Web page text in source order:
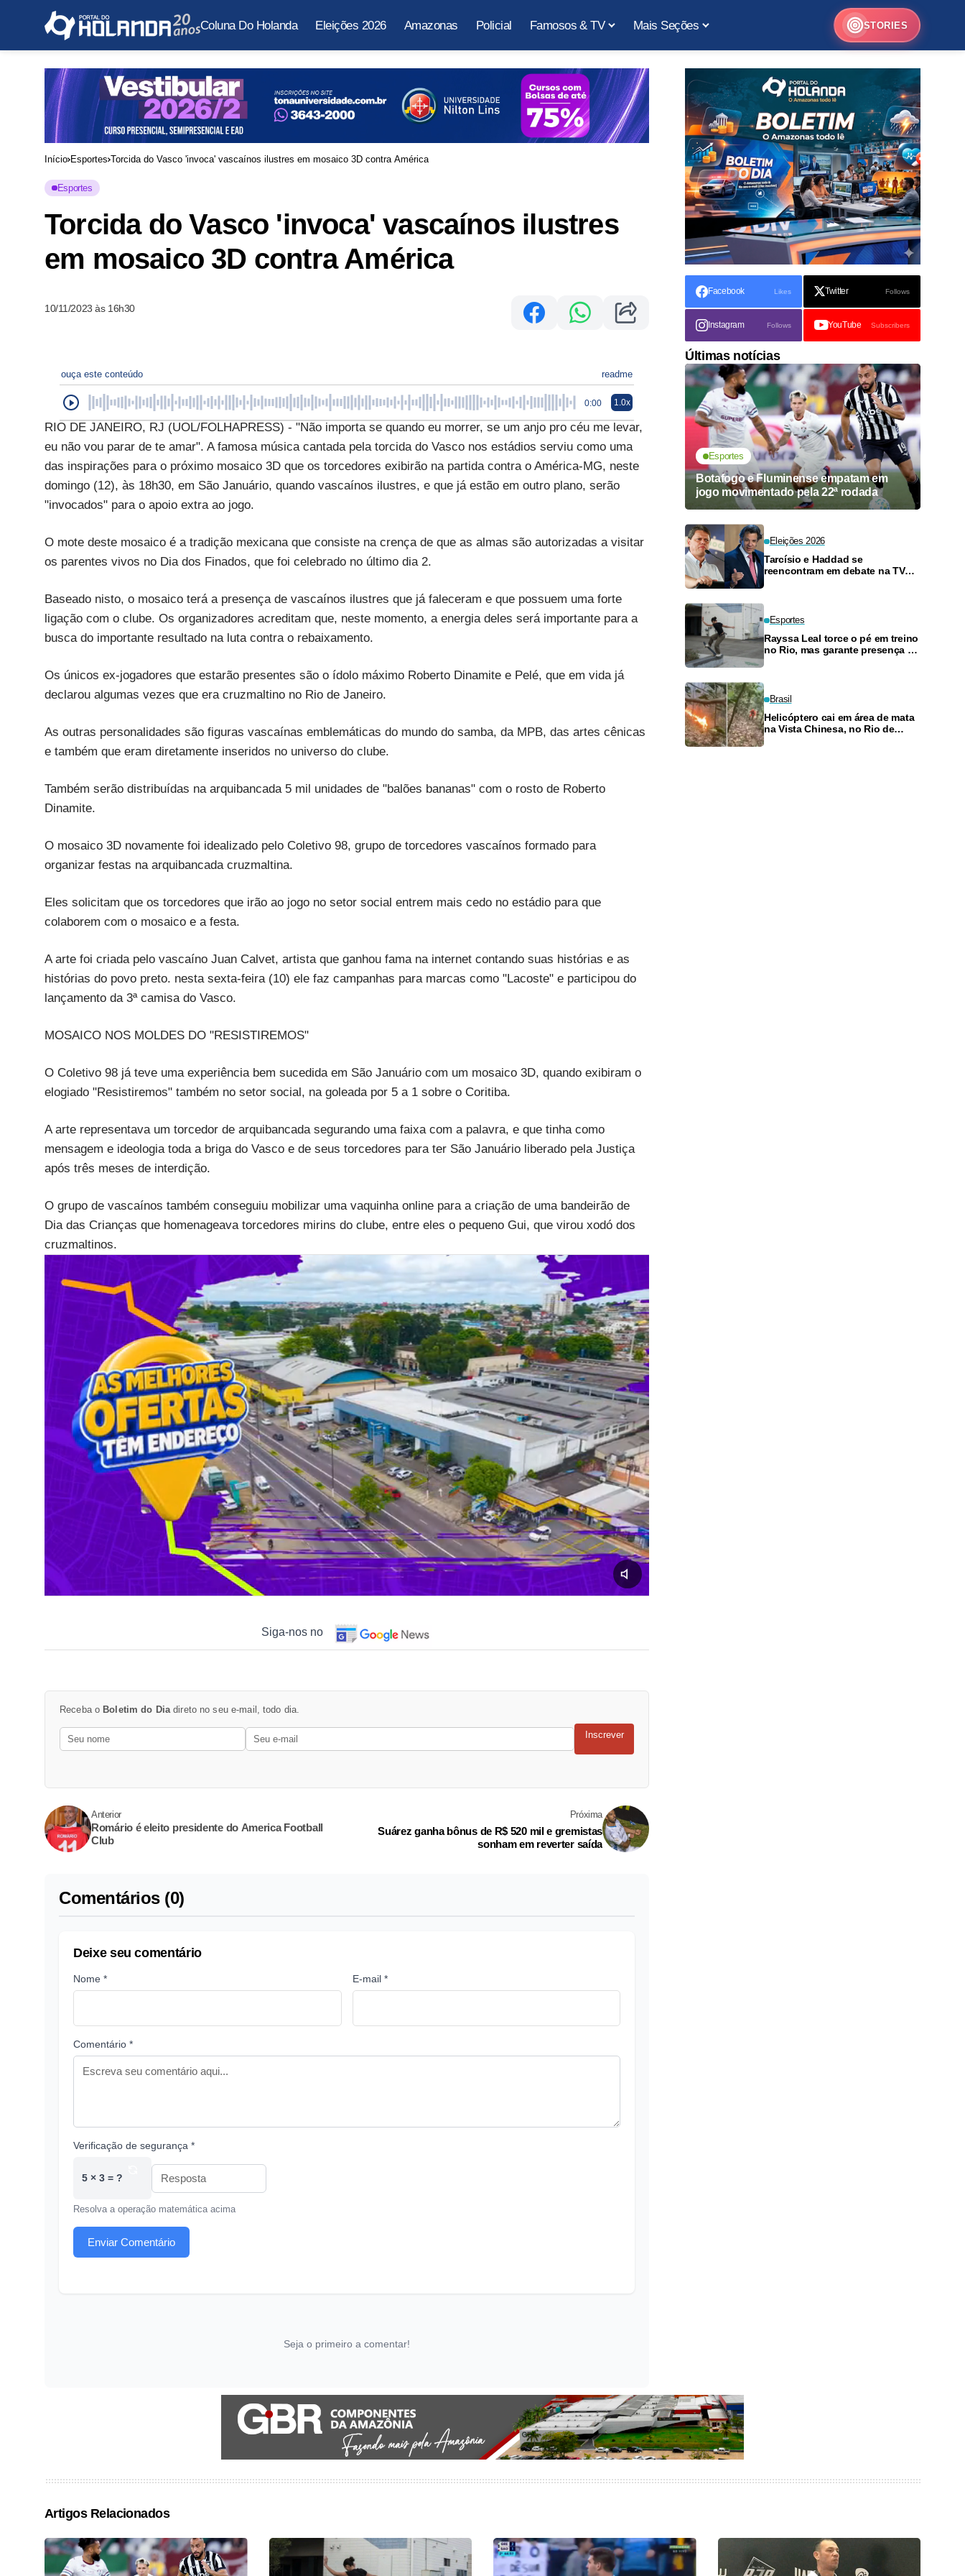
Coluna Do Holanda Eleições 2026 Amazonas Policial Famosos & TV Mais Seções STORIES
Início Esportes Torcida do Vasco 'invoca' vascaínos ilustres em mosaico 3D contra América
Esportes
Torcida do Vasco 'invoca' vascaínos ilustres
em mosaico 3D contra América
10/11/2023 às 16h30
ouça este conteúdo readme
0:00 1.0x
RIO DE JANEIRO, RJ (UOL/FOLHAPRESS) - "Não importa se quando eu morrer, se um anjo pro céu me levar,
eu não vou parar de te amar". A famosa música cantada pela torcida do Vasco nos estádios serviu como uma
das inspirações para o próximo mosaico 3D que os torcedores exibirão na partida contra o América-MG, neste
domingo (12), às 18h30, em São Januário, quando vascaínos ilustres, e que já estão em outro plano, serão
"invocados" para o apoio extra ao jogo.
O mote deste mosaico é a tradição mexicana que consiste na crença de que as almas são autorizadas a visitar
os parentes vivos no Dia dos Finados, que foi celebrado no último dia 2.
Baseado nisto, o mosaico terá a presença de vascaínos ilustres que já faleceram e que possuem uma forte
ligação com o clube. Os organizadores acreditam que, neste momento, a energia deles será importante para a
busca do importante resultado na luta contra o rebaixamento.
Os únicos ex-jogadores que estarão presentes são o ídolo máximo Roberto Dinamite e Pelé, que em vida já
declarou algumas vezes que era cruzmaltino no Rio de Janeiro.
As outras personalidades são figuras vascaínas emblemáticas do mundo do samba, da MPB, das artes cênicas
e também que eram diretamente inseridos no universo do clube.
Também serão distribuídas na arquibancada 5 mil unidades de "balões bananas" com o rosto de Roberto
Dinamite.
O mosaico 3D novamente foi idealizado pelo Coletivo 98, grupo de torcedores vascaínos formado para
organizar festas na arquibancada cruzmaltina.
Eles solicitam que os torcedores que irão ao jogo no setor social entrem mais cedo no estádio para que
colaborem com o mosaico e a festa.
A arte foi criada pelo vascaíno Juan Calvet, artista que ganhou fama na internet contando suas histórias e as
histórias do povo preto. nesta sexta-feira (10) ele faz campanhas para marcas como "Lacoste" e participou do
lançamento da 3ª camisa do Vasco.
MOSAICO NOS MOLDES DO "RESISTIREMOS"
O Coletivo 98 já teve uma experiência bem sucedida em São Januário com um mosaico 3D, quando exibiram o
elogiado "Resistiremos" também no setor social, na goleada por 5 a 1 sobre o Coritiba.
A arte representava um torcedor de arquibancada segurando uma faixa com a palavra, e que tinha como
mensagem e ideologia toda a briga do Vasco e de seus torcedores para ter São Januário liberado pela Justiça
após três meses de interdição.
O grupo de vascaínos também conseguiu mobilizar uma vaquinha online para a criação de uma bandeirão de
Dia das Crianças que homenageava torcedores mirins do clube, entre eles o pequeno Gui, que virou xodó dos
cruzmaltinos.
Siga-nos no
Receba o Boletim do Diadireto no seu e-mail, todo dia.
Inscrever
Anterior
Romário é eleito presidente do America Football
Club
Próxima
Suárez ganha bônus de R$ 520 mil e gremistas
sonham em reverter saída
Comentários (0)
Deixe seu comentário
Nome * E-mail *
Comentário *
Verificação de segurança *
5 × 3 = ?
Resolva a operação matemática acima
Enviar Comentário
Seja o primeiro a comentar!
Facebook Likes Twitter Follows
Instagram Follows YouTube Subscribers
Últimas notícias
Esportes
Botafogo e Fluminense empatam em
jogo movimentado pela 22ª rodada
Eleições 2026
Tarcísio e Haddad se
reencontram em debate na TV
Esportes
Rayssa Leal torce o pé em treino
no Rio, mas garante presença no
Brasil
Helicóptero cai em área de mata
na Vista Chinesa, no Rio de
Artigos Relacionados